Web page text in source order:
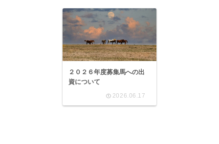
２０２６年度募集馬への出
資について
2026.06.17